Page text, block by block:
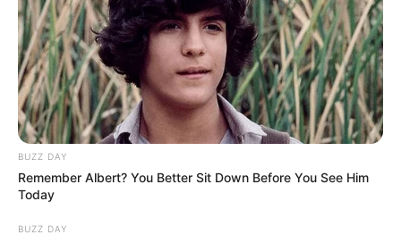
BUZZ DAY
Remember Albert? You Better Sit Down Before You See Him
Today
BUZZ DAY